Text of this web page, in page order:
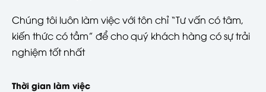
Chúng tôi luôn làm việc với tôn chỉ “Tư vấn có tâm,
kiến thức có tầm” để cho quý khách hàng có sự trải
nghiệm tốt nhất
Thời gian làm việc